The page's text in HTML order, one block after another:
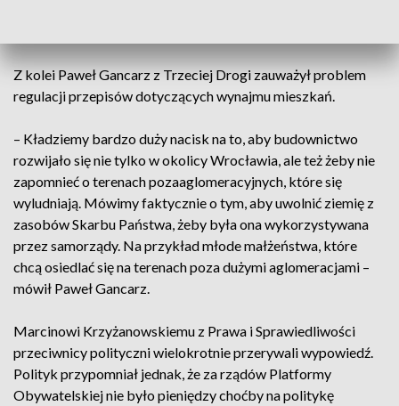
Z kolei Paweł Gancarz z Trzeciej Drogi zauważył problem
regulacji przepisów dotyczących wynajmu mieszkań.
– Kładziemy bardzo duży nacisk na to, aby budownictwo
rozwijało się nie tylko w okolicy Wrocławia, ale też żeby nie
zapomnieć o terenach pozaaglomeracyjnych, które się
wyludniają. Mówimy faktycznie o tym, aby uwolnić ziemię z
zasobów Skarbu Państwa, żeby była ona wykorzystywana
przez samorządy. Na przykład młode małżeństwa, które
chcą osiedlać się na terenach poza dużymi aglomeracjami –
mówił Paweł Gancarz.
Marcinowi Krzyżanowskiemu z Prawa i Sprawiedliwości
przeciwnicy polityczni wielokrotnie przerywali wypowiedź.
Polityk przypomniał jednak, że za rządów Platformy
Obywatelskiej nie było pieniędzy choćby na politykę